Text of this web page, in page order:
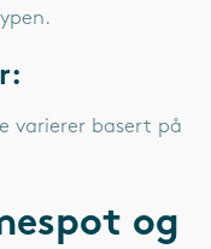
varierer basert på
og